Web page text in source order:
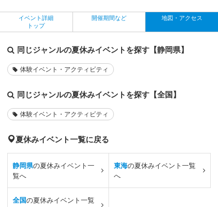
イベント詳細
トップ
開催期間など 地図・アクセス
同じジャンルの夏休みイベントを探す【静岡県】
体験イベント・アクティビティ
同じジャンルの夏休みイベントを探す【全国】
体験イベント・アクティビティ
夏休みイベント一覧に戻る
静岡県の夏休みイベント一
覧へ
東海の夏休みイベント一覧
へ
全国の夏休みイベント一覧